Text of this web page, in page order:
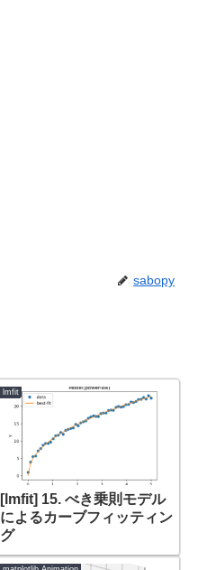
sabopy
lmfit
[lmfit] 15. べき乗則モデル
によるカーブフィッティン
グ